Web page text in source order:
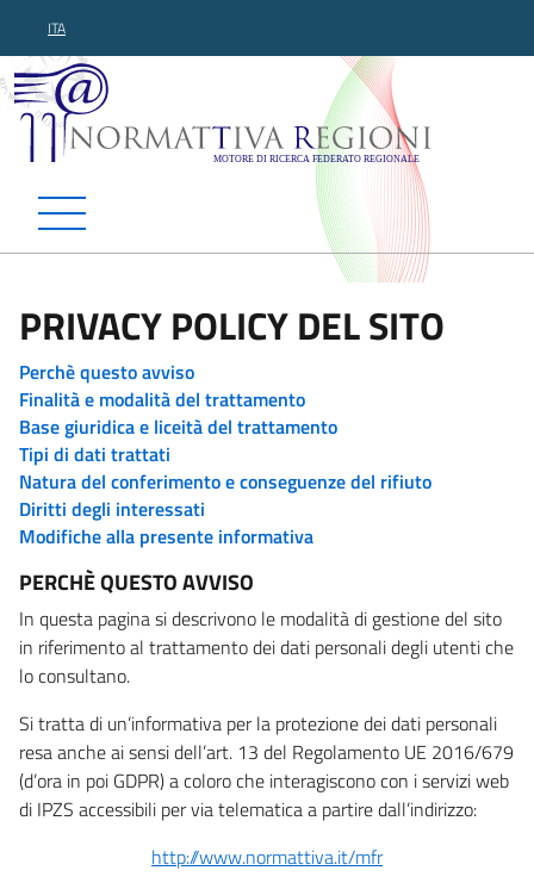
ITA
Normattiva Regioni -
PRIVACY POLICY DEL SITO
Perchè questo avviso
Finalità e modalità del trattamento
Base giuridica e liceità del trattamento
Tipi di dati trattati
Natura del conferimento e conseguenze del rifiuto
Diritti degli interessati
Modifiche alla presente informativa
PERCHÈ QUESTO AVVISO
In questa pagina si descrivono le modalità di gestione del sito
in riferimento al trattamento dei dati personali degli utenti che
lo consultano.
Si tratta di un’informativa per la protezione dei dati personali
resa anche ai sensi dell’art. 13 del Regolamento UE 2016/679
(d’ora in poi GDPR) a coloro che interagiscono con i servizi web
di IPZS accessibili per via telematica a partire dall’indirizzo:
http://www.normattiva.it/mfr